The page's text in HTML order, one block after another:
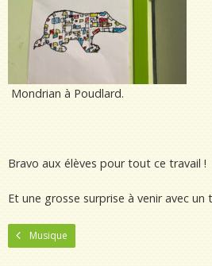
Mondrian à Poudlard.
Bravo aux élèves pour tout ce travail !
Et une grosse surprise à venir avec
Musique